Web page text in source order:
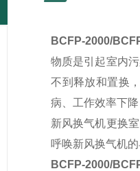
BCFP-2000/
物质是引起室内
不到释放和置换
病、工作效率下
新风换气机更换
呼唤新风换气机的
BCFP-2000/